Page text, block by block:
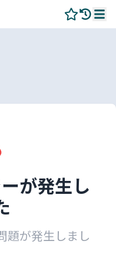
が発生し
題が発生しまし